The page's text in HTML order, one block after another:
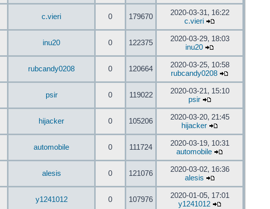
c.vieri 0 179670
2020-03-31, 16:22
c.vieri
inu20 0 122375
2020-03-29, 18:03
inu20
rubcandy0208 0 120664
2020-03-25, 10:58
rubcandy0208
psir 0 119022
2020-03-21, 15:10
psir
hijacker 0 105206
2020-03-20, 21:45
hijacker
automobile 0 111724
2020-03-19, 10:31
automobile
alesis 0 121076
2020-03-02, 16:36
alesis
y1241012 0 107976
2020-01-05, 17:01
y1241012